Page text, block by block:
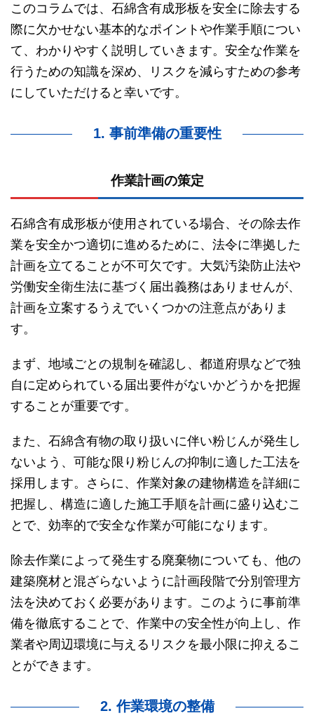
このコラムでは、石綿含有成形板を安全に除去する
際に欠かせない基本的なポイントや作業手順につい
て、わかりやすく説明していきます。安全な作業を
行うための知識を深め、リスクを減らすための参考
にしていただけると幸いです。
1. 事前準備の重要性
作業計画の策定
石綿含有成形板が使用されている場合、その除去作
業を安全かつ適切に進めるために、法令に準拠した
計画を立てることが不可欠です。大気汚染防止法や
労働安全衛生法に基づく届出義務はありませんが、
計画を立案するうえでいくつかの注意点がありま
す。
まず、地域ごとの規制を確認し、都道府県などで独
自に定められている届出要件がないかどうかを把握
することが重要です。
また、石綿含有物の取り扱いに伴い粉じんが発生し
ないよう、可能な限り粉じんの抑制に適した工法を
採用します。さらに、作業対象の建物構造を詳細に
把握し、構造に適した施工手順を計画に盛り込むこ
とで、効率的で安全な作業が可能になります。
除去作業によって発生する廃棄物についても、他の
建築廃材と混ざらないように計画段階で分別管理方
法を決めておく必要があります。このように事前準
備を徹底することで、作業中の安全性が向上し、作
業者や周辺環境に与えるリスクを最小限に抑えるこ
とができます。
2. 作業環境の整備